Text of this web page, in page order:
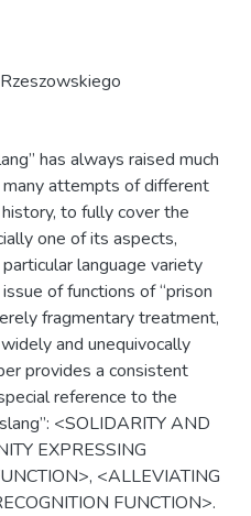
has always raised much
many attempts of different
to fully cover the
one of its aspects,
language variety
of functions of “prison
fragmentary treatment,
and unequivocally
provides a consistent
reference to the
<SOLIDARITY AND
EXPRESSING
<ALLEVIATING
FUNCTION>.